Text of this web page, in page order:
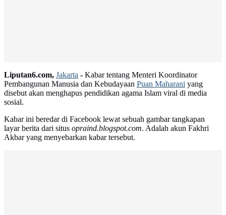
Liputan6.com, Jakarta - Kabar tentang Menteri Koordinator
Pembangunan Manusia dan Kebudayaan Puan Maharani yang
disebut akan menghapus pendidikan agama Islam viral di media
sosial.
Kabar ini beredar di Facebook lewat sebuah gambar tangkapan
layar berita dari situs opraind.blogspot.com. Adalah akun Fakhri
Akbar yang menyebarkan kabar tersebut.